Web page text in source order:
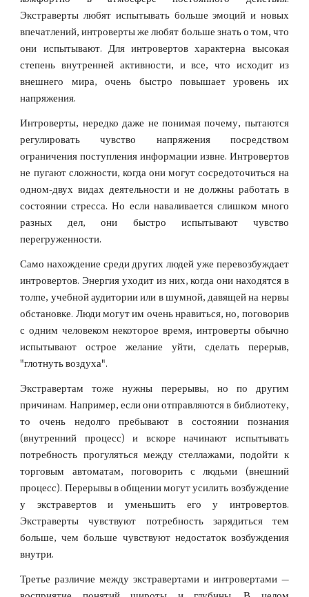
Экстраверты любят испытывать больше эмоций и новых
впечатлений, интроверты же любят больше знать о том, что
они испытывают. Для интровертов характерна высокая
степень внутренней активности, и все, что исходит из
внешнего мира, очень быстро повышает уровень их
напряжения.
Интроверты, нередко даже не понимая почему, пытаются
регулировать чувство напряжения посредством
ограничения поступления информации извне. Интровертов
не пугают сложности, когда они могут сосредоточиться на
одном-двух видах деятельности и не должны работать в
состоянии стресса. Но если наваливается слишком много
разных дел, они быстро испытывают чувство
перегруженности.
Само нахождение среди других людей уже перевозбуждает
интровертов. Энергия уходит из них, когда они находятся в
толпе, учебной аудитории или в шумной, давящей на нервы
обстановке. Люди могут им очень нравиться, но, поговорив
с одним человеком некоторое время, интроверты обычно
испытывают острое желание уйти, сделать перерыв,
"глотнуть воздуха".
Экстравертам тоже нужны перерывы, но по другим
причинам. Например, если они отправляются в библиотеку,
то очень недолго пребывают в состоянии познания
(внутренний процесс) и вскоре начинают испытывать
потребность прогуляться между стеллажами, подойти к
торговым автоматам, поговорить с людьми (внешний
процесс). Перерывы в общении могут усилить возбуждение
у экстравертов и уменьшить его у интровертов.
Экстраверты чувствуют потребность зарядиться тем
больше, чем больше чувствуют недостаток возбуждения
внутри.
Третье различие между экстравертами и интровертами —